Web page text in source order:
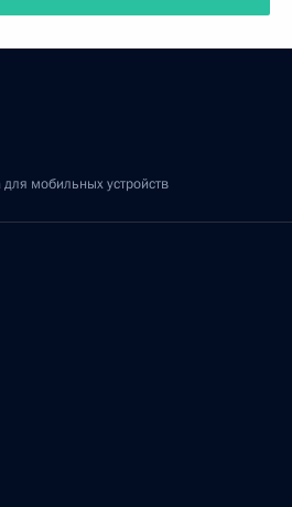
мобильных устройств